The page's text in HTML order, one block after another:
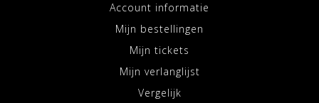
Account informatie
Mijn bestellingen
Mijn tickets
Mijn verlanglijst
Vergelijk